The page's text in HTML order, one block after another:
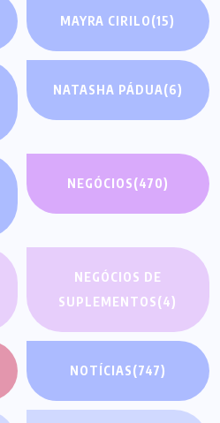
MAYRA CIRILO(15)
NATASHA PÁDUA(6)
NEGÓCIOS(470)
NEGÓCIOS DE
SUPLEMENTOS(4)
NOTÍCIAS(747)